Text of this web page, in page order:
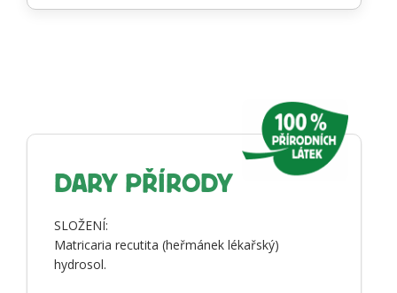
DARY PŘÍRODY
SLOŽENÍ:
Matricaria recutita (heřmánek lékařský)
hydrosol.